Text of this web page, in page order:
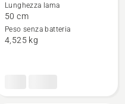
maggiori
dettagli
su
Lunghezza lama
50 cm
Peso senza batteria
4,525 kg